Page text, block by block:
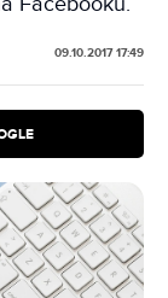
09.10.2017 17:49